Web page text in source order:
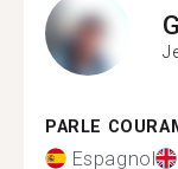
PARLE
Espagnol